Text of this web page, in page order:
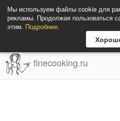
Мы используем файлы cookie для
рекламы. Продолжая пользоваться
этим. Подробнее.
finecooking.ru